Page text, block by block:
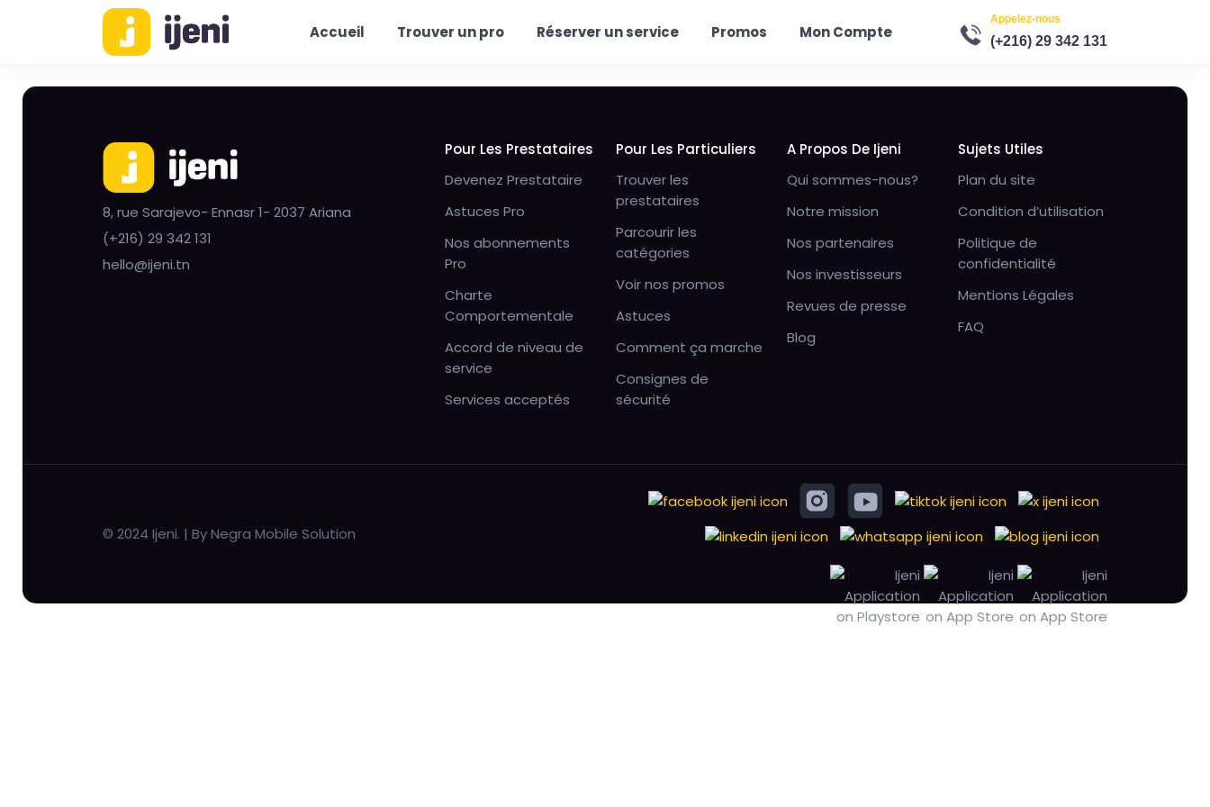
Accueil Trouver un pro Réserver un service Promos Mon Compte
Appelez-nous
(+216) 29 342 131
8, rue Sarajevo- Ennasr 1- 2037 Ariana
(+216) 29 342 131
hello@ijeni.tn
Pour Les Prestataires
Devenez Prestataire
Astuces Pro
Nos abonnements
Pro
Charte
Comportementale
Accord de niveau de
service
Services acceptés
Pour Les Particuliers
Trouver les
prestataires
Parcourir les
catégories
Voir nos promos
Astuces
Comment ça marche
Consignes de
sécurité
A Propos De Ijeni
Qui sommes-nous?
Notre mission
Nos partenaires
Nos investisseurs
Revues de presse
Blog
Sujets Utiles
Plan du site
Condition d’utilisation
Politique de
confidentialité
Mentions Légales
FAQ
© 2024 Ijeni. | By Negra Mobile Solution